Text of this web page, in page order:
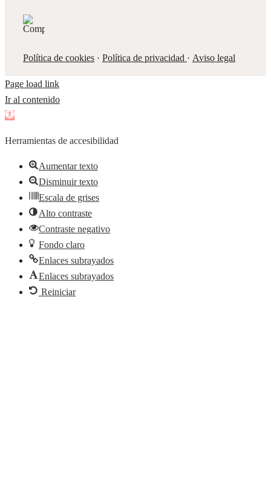
Política de cookies· Política de privacidad · Aviso legal
Page load link
Ir al contenido
Abrir
de
herramientas
Herramientas de accesibilidad
Aumentar texto
Disminuir texto
Escala de grises
Alto contraste
Contraste negativo
Fondo claro
Enlaces subrayados
Enlaces subrayados
Reiniciar